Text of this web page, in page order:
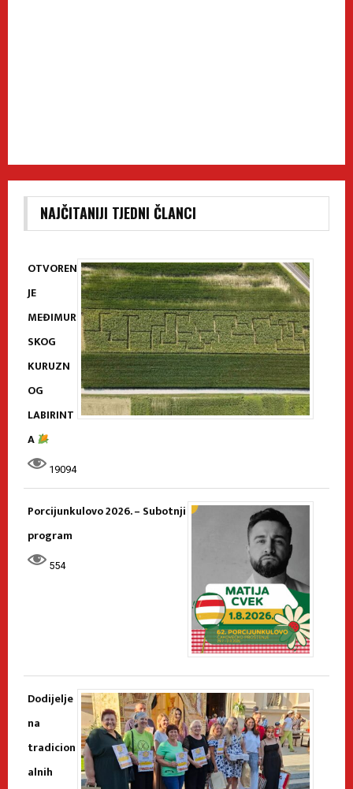
NAJČITANIJI TJEDNI ČLANCI
OTVOREN
JE
MEĐIMUR
SKOG
KURUZN
OG
LABIRINT
A
19094
Porcijunkulovo 2026. – Subotnji
program
554
Dodijelje
na
tradicion
alnih